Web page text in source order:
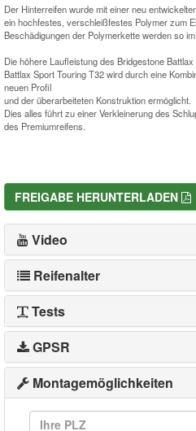
Der Hinterreifen wurde mit einer neu
ein hochfestes, verschleißfestes Polymer zum
Beschädigungen der Polymerkette werden so
Die höhere Laufleistung des Bridgestone
Battlax Sport Touring T32 wird durch eine
neuen Profil
und der überarbeiteten Konstruktion ermöglicht.
Dies alles führt zu einer Verkleinerung des
des Premiumreifens.
FREIGABE HERUNTERLADEN
Video
Reifenalter
Tests
GPSR
Montagemöglichkeiten